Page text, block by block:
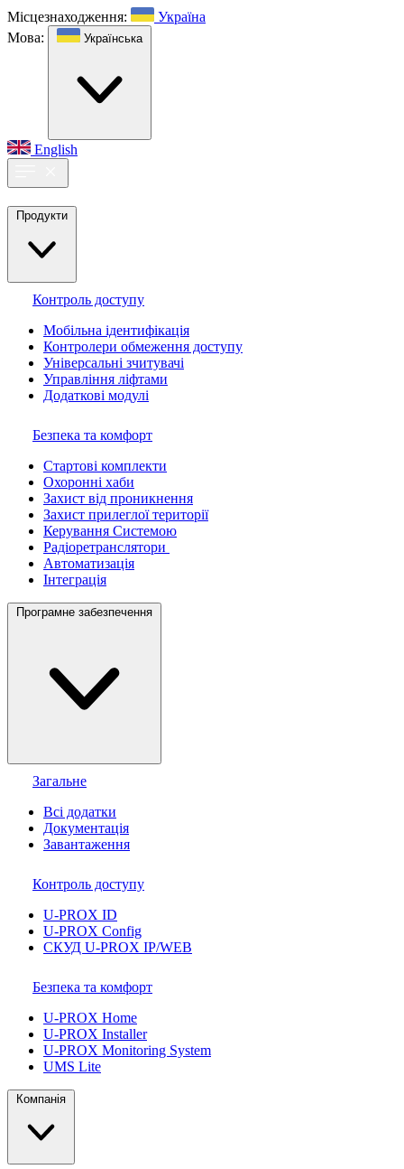
Місцезнаходження:
Україна
Мова:
Українська
English
Продукти
Контроль доступу
Мобільна ідентифікація
Контролери обмеження доступу
Універсальні зчитувачі
Управління ліфтами
Додаткові модулі
Безпека та комфорт
Стартові комплекти
Охоронні хаби
Захист від проникнення
Захист прилеглої території
Керування Системою
Радіоретранслятори
Автоматизація
Інтеграція
Програмне забезпечення
Загальне
Всі додатки
Документація
Завантаження
Контроль доступу
U-PROX ID
U-PROX Config
СКУД U-PROX IP/WEB
Безпека та комфорт
U-PROX Home
U-PROX Installer
U-PROX Monitoring System
UMS Lite
Компанія